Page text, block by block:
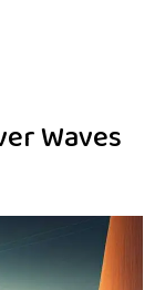
Waves